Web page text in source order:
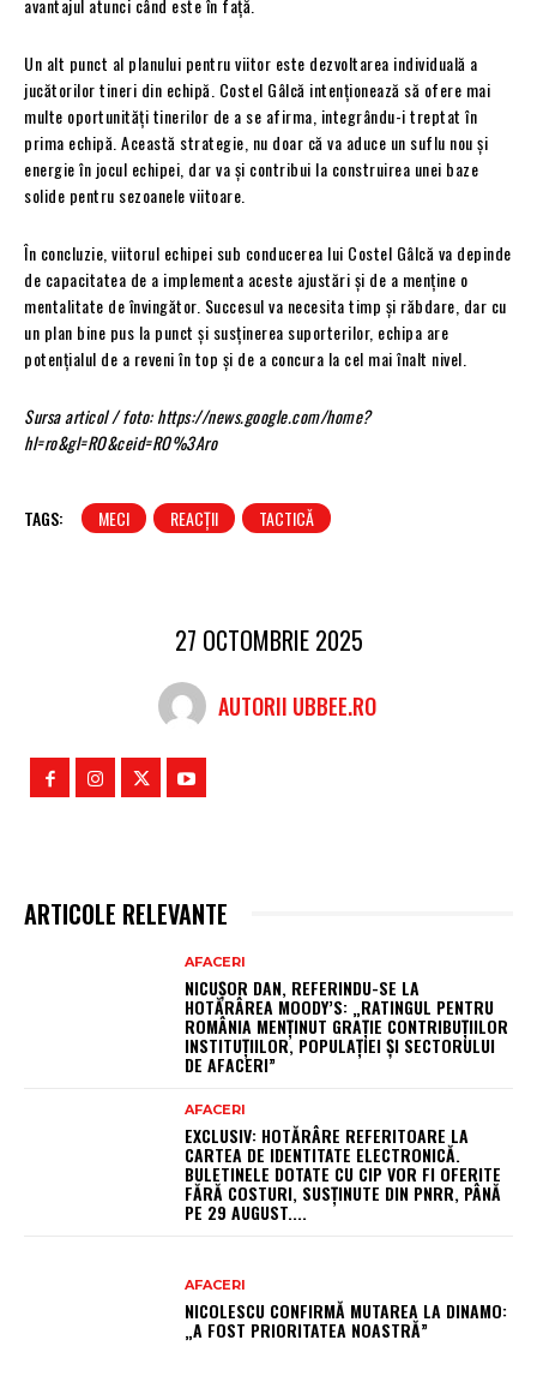
avantajul atunci când este în față.
Un alt punct al planului pentru viitor este dezvoltarea individuală a
jucătorilor tineri din echipă. Costel Gâlcă intenționează să ofere mai
multe oportunități tinerilor de a se afirma, integrându-i treptat în
prima echipă. Această strategie, nu doar că va aduce un suflu nou și
energie în jocul echipei, dar va și contribui la construirea unei baze
solide pentru sezoanele viitoare.
În concluzie, viitorul echipei sub conducerea lui Costel Gâlcă va depinde
de capacitatea de a implementa aceste ajustări și de a menține o
mentalitate de învingător. Succesul va necesita timp și răbdare, dar cu
un plan bine pus la punct și susținerea suporterilor, echipa are
potențialul de a reveni în top și de a concura la cel mai înalt nivel.
Sursa articol / foto: https://news.google.com/home?
hl=ro&gl=RO&ceid=RO%3Aro
TAGS: MECI REACȚII TACTICĂ
27 OCTOMBRIE 2025
AUTORII UBBEE.RO
ARTICOLE RELEVANTE
AFACERI
NICUȘOR DAN, REFERINDU-SE LA
HOTĂRÂREA MOODY’S: „RATINGUL PENTRU
ROMÂNIA MENȚINUT GRAȚIE CONTRIBUȚIILOR
INSTITUȚIILOR, POPULAȚIEI ȘI SECTORULUI
DE AFACERI”
AFACERI
EXCLUSIV: HOTĂRÂRE REFERITOARE LA
CARTEA DE IDENTITATE ELECTRONICĂ.
BULETINELE DOTATE CU CIP VOR FI OFERITE
FĂRĂ COSTURI, SUSȚINUTE DIN PNRR, PÂNĂ
PE 29 AUGUST....
AFACERI
NICOLESCU CONFIRMĂ MUTAREA LA DINAMO:
„A FOST PRIORITATEA NOASTRĂ”